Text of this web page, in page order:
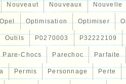
Nouveaut Nouveaux Nouvelle
Optimisation Optimiser
Outils P0270003 P32222109
Pare-Chocs Parechoc Parfaite
Permis Personnage Perte